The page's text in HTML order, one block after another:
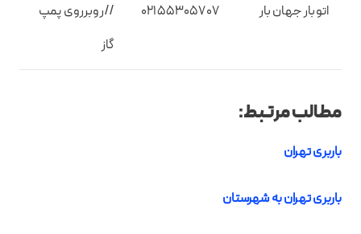
اتوبار جهان بار 02155305707
//روبرروی پمپ
گاز
مطالب مرتبط:
باربری تهران
باربری تهران به شهرستان